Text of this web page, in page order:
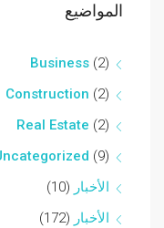
المواضيع
Business (2)
Construction (2)
Real Estate (2)
(9)
الأخبار (10)
الأخبار (172)